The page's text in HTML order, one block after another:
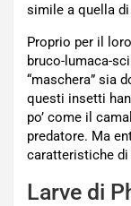
simile a quella
Proprio per il
bruco-lumaca-
“maschera” sia
questi insetti
po’ come il
predatore. Ma
caratteristiche di
Larve di